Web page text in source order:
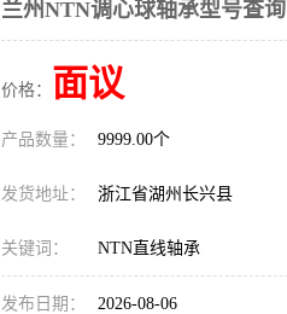
兰州NTN调心球轴承型号查询
价格： 面议
产品数量： 9999.00个
发货地址： 浙江省湖州长兴县
关键词： NTN直线轴承
发布日期： 2026-08-06